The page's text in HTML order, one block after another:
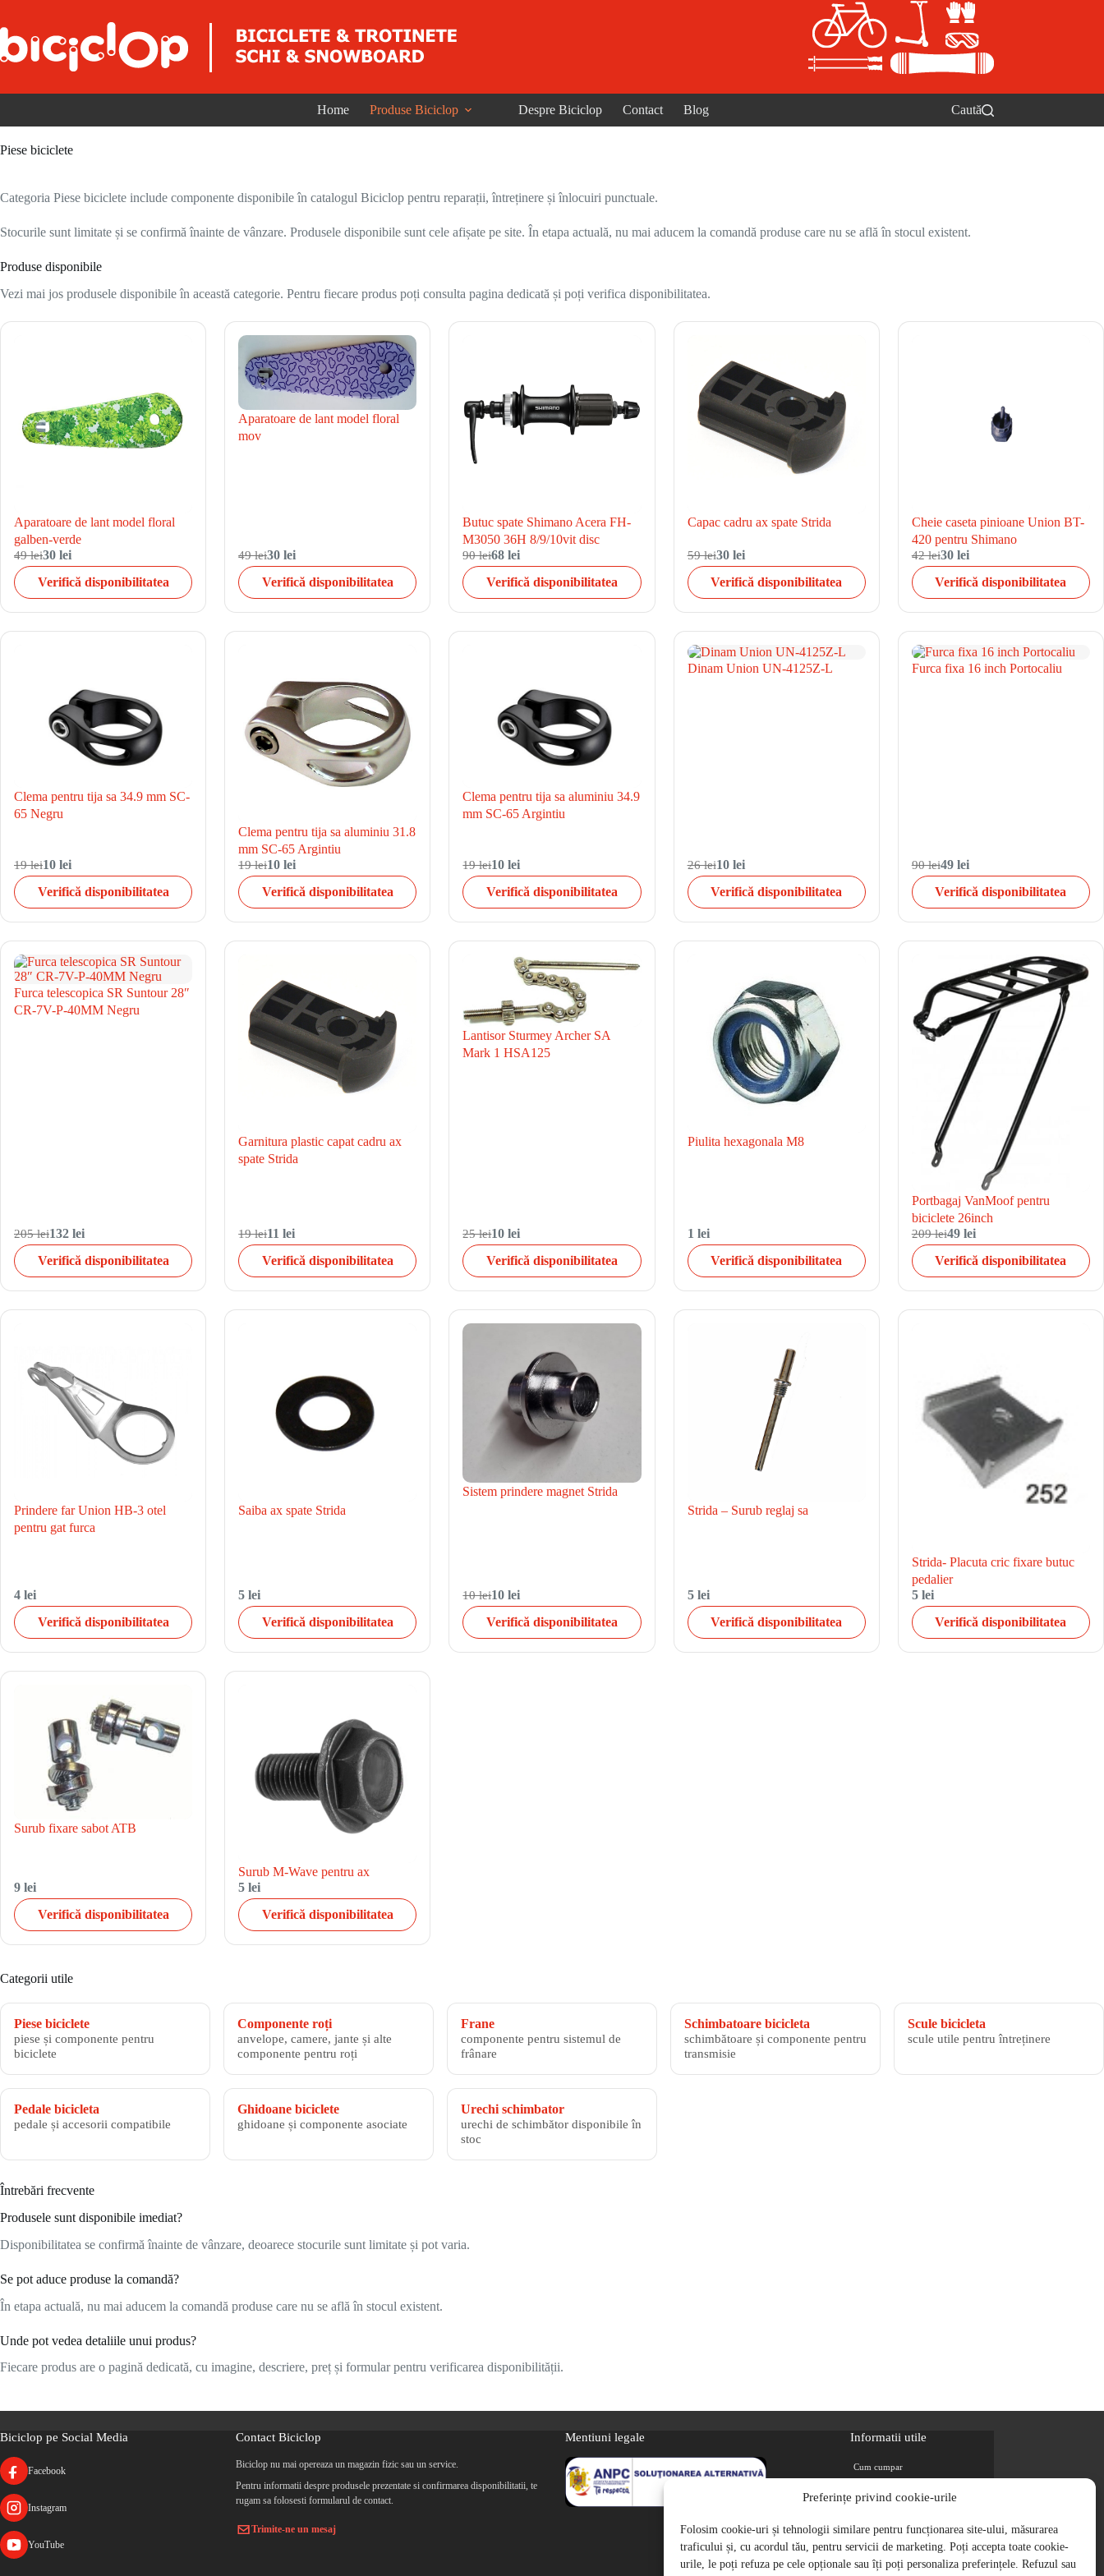
Preferințe privind cookie-urile
Folosim cookie-uri și tehnologii similare pentru funcționarea site-ului, măsurarea
traficului și, cu acordul tău, pentru servicii de marketing. Poți accepta toate cookie-
urile, le poți refuza pe cele opționale sau îți poți personaliza preferințele. Refuzul sau
Home Produse Biciclop Despre Biciclop Contact Blog Caută
Piese biciclete
Categoria Piese biciclete include componente disponibile în catalogul Biciclop pentru reparații, întreținere și înlocuiri punctuale.
Stocurile sunt limitate și se confirmă înainte de vânzare. Produsele disponibile sunt cele afișate pe site. În etapa actuală, nu mai aducem la comandă produse care nu se află în stocul existent.
Produse disponibile
Vezi mai jos produsele disponibile în această categorie. Pentru fiecare produs poți consulta pagina dedicată și poți verifica disponibilitatea.
Aparatoare de lant model floral
galben-verde
49 lei30 lei
Verifică disponibilitatea
Aparatoare de lant model floral
mov
49 lei30 lei
Verifică disponibilitatea
Butuc spate Shimano Acera FH-
M3050 36H 8/9/10vit disc
90 lei68 lei
Verifică disponibilitatea
Capac cadru ax spate Strida
59 lei30 lei
Verifică disponibilitatea
Cheie caseta pinioane Union BT-
420 pentru Shimano
42 lei30 lei
Verifică disponibilitatea
Clema pentru tija sa 34.9 mm SC-
65 Negru
19 lei10 lei
Verifică disponibilitatea
Clema pentru tija sa aluminiu 31.8
mm SC-65 Argintiu
19 lei10 lei
Verifică disponibilitatea
Clema pentru tija sa aluminiu 34.9
mm SC-65 Argintiu
19 lei10 lei
Verifică disponibilitatea
Dinam Union UN-4125Z-L
26 lei10 lei
Verifică disponibilitatea
Furca fixa 16 inch Portocaliu
90 lei49 lei
Verifică disponibilitatea
Furca telescopica SR Suntour 28″
CR-7V-P-40MM Negru
205 lei132 lei
Verifică disponibilitatea
Garnitura plastic capat cadru ax
spate Strida
19 lei11 lei
Verifică disponibilitatea
Lantisor Sturmey Archer SA
Mark 1 HSA125
25 lei10 lei
Verifică disponibilitatea
Piulita hexagonala M8
1 lei
Verifică disponibilitatea
Portbagaj VanMoof pentru
biciclete 26inch
209 lei49 lei
Verifică disponibilitatea
Prindere far Union HB-3 otel
pentru gat furca
4 lei
Verifică disponibilitatea
Saiba ax spate Strida
5 lei
Verifică disponibilitatea
Sistem prindere magnet Strida
10 lei10 lei
Verifică disponibilitatea
Strida – Surub reglaj sa
5 lei
Verifică disponibilitatea
Strida- Placuta cric fixare butuc
pedalier
5 lei
Verifică disponibilitatea
Surub fixare sabot ATB
9 lei
Verifică disponibilitatea
Surub M-Wave pentru ax
5 lei
Verifică disponibilitatea
Categorii utile
Piese biciclete
piese și componente pentru
biciclete
Componente roți
anvelope, camere, jante și alte
componente pentru roți
Frane
componente pentru sistemul de
frânare
Schimbatoare bicicleta
schimbătoare și componente pentru
transmisie
Scule bicicleta
scule utile pentru întreținere
Pedale bicicleta
pedale și accesorii compatibile
Ghidoane biciclete
ghidoane și componente asociate
Urechi schimbator
urechi de schimbător disponibile în
stoc
Întrebări frecvente
Produsele sunt disponibile imediat?
Disponibilitatea se confirmă înainte de vânzare, deoarece stocurile sunt limitate și pot varia.
Se pot aduce produse la comandă?
În etapa actuală, nu mai aducem la comandă produse care nu se află în stocul existent.
Unde pot vedea detaliile unui produs?
Fiecare produs are o pagină dedicată, cu imagine, descriere, preț și formular pentru verificarea disponibilității.
Biciclop pe Social Media
Facebook
Instagram
YouTube
Contact Biciclop
Biciclop nu mai opereaza un magazin fizic sau un service.
Pentru informatii despre produsele prezentate si confirmarea disponibilitatii, te
rugam sa folosesti formularul de contact.
Trimite-ne un mesaj
Mentiuni legale Informatii utile
Cum cumpar
Magazine partenere
Retur
Cariere